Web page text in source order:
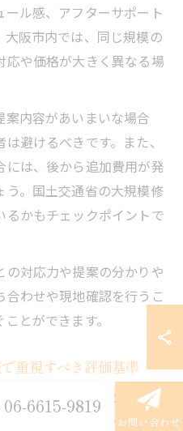
ル感、アフターサポート
阪市内では、同じ規模の
や価格が大きく異なる場
内容があいまいな場合
避けるべきです。また、
は、後から追加費用が発
。国土交通省の大規模修
かもチェックポイントで
対応力や提案の分かりや
わせや現地確認を行うこ
とができます。
重視すべき評価基準
視すべき評価基準には、
の質・アフターサポート
06-6615-9819
お問い合わせ